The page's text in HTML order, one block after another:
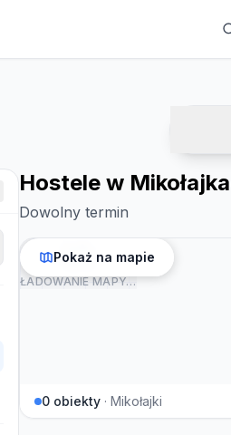
Hostele w
Dowolny termin
ŁADOWANIE MAPY…
Pokaż na mapie
0 obiekty · Mikołajki